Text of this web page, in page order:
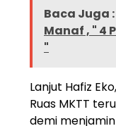
Baca Juga :
Manaf , " 4
"
Lanjut Hafiz
Ruas MKTT
demi